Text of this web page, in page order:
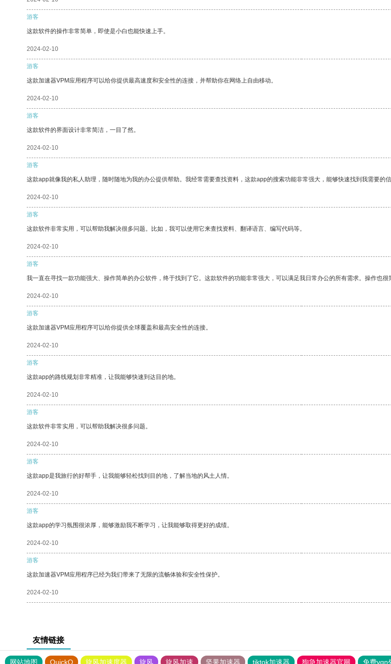
游客
这款软件的操作非常简单，即使是小白也能快速上手。
2024-02-10
游客
这款加速器VPM应用程序可以给你提供最高速度和安全性的连接，并帮助你在网络上自由移动。
2024-02-10
游客
这款软件的界面设计非常简洁，一目了然。
2024-02-10
游客
这款app就像我的私人助理，随时随地为我的办公提供帮助。我经常需要查找资料，这款app的搜索功能非常强大，能够快速找到我需要的信
2024-02-10
游客
这款软件非常实用，可以帮助我解决很多问题。比如，我可以使用它来查找资料、翻译语言、编写代码等。
2024-02-10
游客
我一直在寻找一款功能强大、操作简单的办公软件，终于找到了它。这款软件的功能非常强大，可以满足我日常办公的所有需求。操作也很
2024-02-10
游客
这款加速器VPM应用程序可以给你提供全球覆盖和最高安全性的连接。
2024-02-10
游客
这款app的路线规划非常精准，让我能够快速到达目的地。
2024-02-10
游客
这款软件非常实用，可以帮助我解决很多问题。
2024-02-10
游客
这款app是我旅行的好帮手，让我能够轻松找到目的地，了解当地的风土人情。
2024-02-10
游客
这款app的学习氛围很浓厚，能够激励我不断学习，让我能够取得更好的成绩。
2024-02-10
游客
这款加速器VPM应用程序已经为我们带来了无限的流畅体验和安全性保护。
2024-02-10
友情链接
网站地图 QuickQ 旋风加速度器 旋风 旋风加速 坚果加速器 tiktok加速器 狗急加速器官网 免费vqn